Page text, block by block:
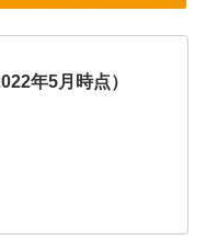
年5月時点）